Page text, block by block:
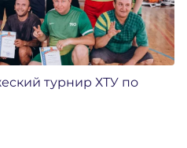
турнир ХТУ по